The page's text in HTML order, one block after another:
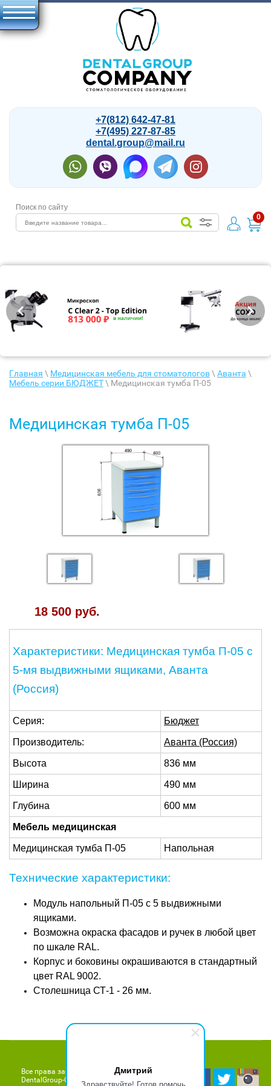
Дмитрий
+7(812) 642-47-81
+7(495) 227-87-85
dental.group@mail.ru
Поиск по сайту
0
Главная \ Медицинская мебель для стоматологов\ Аванта \
Мебель серии БЮДЖЕТ\ Медицинская тумба П-05
Медицинская тумба П-05
18 500 руб.
Характеристики: Медицинская тумба П-05 с
5-мя выдвижными ящиками, Аванта
(Россия)
Серия: Бюджет
Производитель: Аванта (Россия)
Высота 836 мм
Ширина 490 мм
Глубина 600 мм
Мебель медицинская
Медицинская тумба П-05 Напольная
Технические характеристики:
Модуль напольный П-05 с 5 выдвижными
ящиками.
Возможна окраска фасадов и ручек в любой цвет
по шкале RAL.
Корпус и боковины окрашиваются в стандартный
цвет RAL 9002.
Столешница СТ-1 - 26 мм.
Все права защищены © 2011 - 2026
DentalGroup-Company.ru